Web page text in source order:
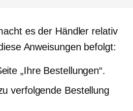
es der Händler relativ
Anweisungen befolgt:
„Ihre Bestellungen“.
verfolgende Bestellung